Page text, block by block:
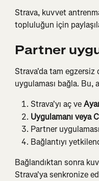
Strava, kuvvet
topluluğun için
Partner
Strava'da tam egzersiz
uygulaması bağla.
Strava'yı aç ve
Uygulamanı veya
Partner
Bağlantıyı
Bağlandıktan sonra
Strava'ya senkronize